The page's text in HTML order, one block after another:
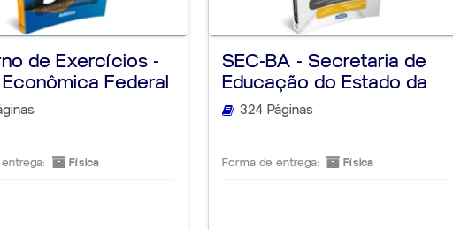
a conteúdos
de Exercícios -
Federal
Física
SEC-BA - Secretaria de
Educação do Estado da
Bahia -...
324 Páginas
Forma de entrega: Física